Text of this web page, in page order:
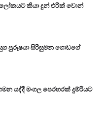
කියා දුන් එරික් වොන්
පුරුෂයා සිරිසුමන ගොඩගේ
යද්දී මංගල පෙරහරක් දුම්රියට